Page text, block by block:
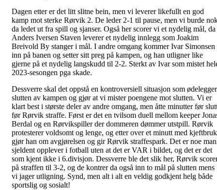
Dagen etter er det litt slitne bein, men vi leverer likefullt en god
kamp mot sterke Rørvik 2. De leder 2-1 til pause, men vi burde
da ledet ut fra spill og sjanser. Også her scorer vi et nydelig mål, da
Anders Iversen Staven leverer et nydelig innlegg som Joakim
Breivold By stanger i mål. I andre omgang kommer Ivar Simonsen
inn på banen og setter sitt preg på kampen, og han utligner like
gjerne på et nydelig langskudd til 2-2. Sterkt av Ivar som mistet
2023-sesongen pga skade.
Dessverre skal det oppstå en kontroversiell situasjon som ødelegger
slutten av kampen og gjør at vi mister poengene mot slutten. Vi er
klart best i største deler av andre omgang, men åtte minutter før
før Rørvik straffe. Først er det en tvilsom duell mellom keeper
Berdal og en Rørvikspiller der dommeren dømmer utstpill. Rørvik
protesterer voldsomt og lenge, og etter over et minutt med kjeftbruk
gjør han om avgjørelsen og gir Rørvik straffespark. Det er noe man
sjeldent opplever i fotball uten at det er VAR i bildet, og det er det
som kjent ikke i 6.divisjon. Dessverre ble det slik her, Rørvik
på straffen til 3-2, og de kontrer da også inn to mål på slutten mens
vi jager utligning. Synd, men alt i alt en veldig godkjent helg både
sportslig og sosialt!